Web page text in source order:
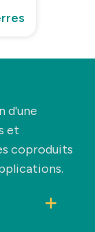
d'une
et
coproduits